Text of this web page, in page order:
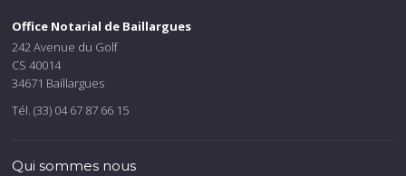
Office Notarial de Baillargues
242 Avenue du Golf
CS 40014
34671 Baillargues
Tél. (33) 04 67 87 66 15
Qui sommes nous